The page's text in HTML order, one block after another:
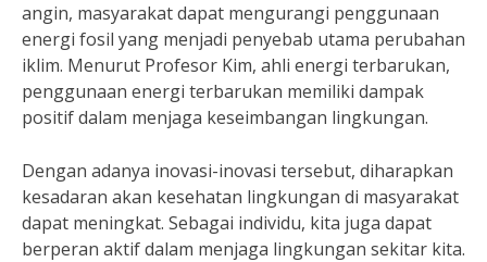
angin, masyarakat dapat mengurangi penggunaan
energi fosil yang menjadi penyebab utama perubahan
iklim. Menurut Profesor Kim, ahli energi terbarukan,
penggunaan energi terbarukan memiliki dampak
positif dalam menjaga keseimbangan lingkungan.
Dengan adanya inovasi-inovasi tersebut, diharapkan
kesadaran akan kesehatan lingkungan di masyarakat
dapat meningkat. Sebagai individu, kita juga dapat
berperan aktif dalam menjaga lingkungan sekitar kita.